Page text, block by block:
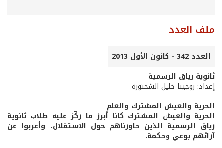
ملف العدد
العدد 342 - كانون الأول 2013
ثانوية رياق الرسمية
إعداد: روجينا خليل الشختورة
الحرية والعيش المشترك والعلم
الحرية والعيش المشترك كانا أبرز ما ركّز عليه طلاب ثانوية
رياق الرسمية الذين حاورناهم حول الاستقلال، وأعربوا عن
آرائهم بوعي وحكمة.